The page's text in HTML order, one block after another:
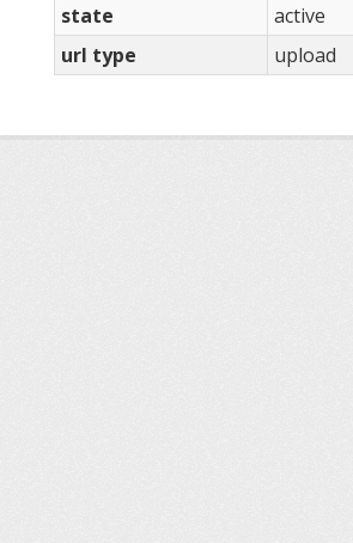
state
active
url type
upload